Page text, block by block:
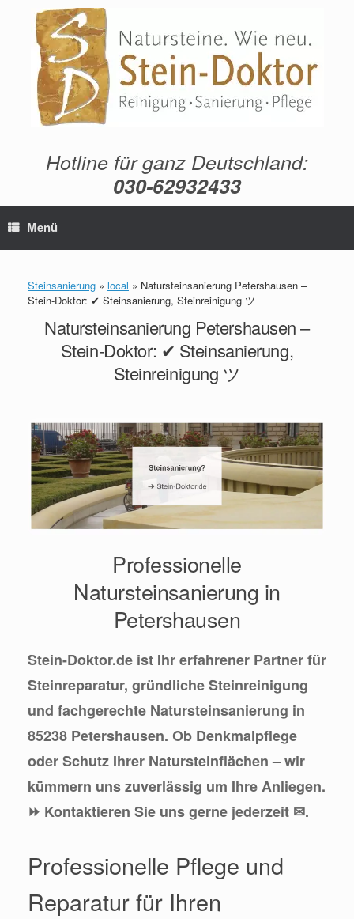
springen
Hotline für ganz Deutschland:
030-62932433
Menü
Steinsanierung » local » Natursteinsanierung Petershausen –
Stein-Doktor: ✔ Steinsanierung, Steinreinigung ツ
Natursteinsanierung Petershausen –
Stein-Doktor: ✔ Steinsanierung,
Steinreinigung ツ
Professionelle
Natursteinsanierung in
Petershausen
Stein-Doktor.de ist Ihr erfahrener Partner für
Steinreparatur, gründliche Steinreinigung
und fachgerechte Natursteinsanierung in
85238 Petershausen. Ob Denkmalpflege
oder Schutz Ihrer Natursteinflächen – wir
kümmern uns zuverlässig um Ihre Anliegen.
⏩ Kontaktieren Sie uns gerne jederzeit ✉.
Professionelle Pflege und
Reparatur für Ihren